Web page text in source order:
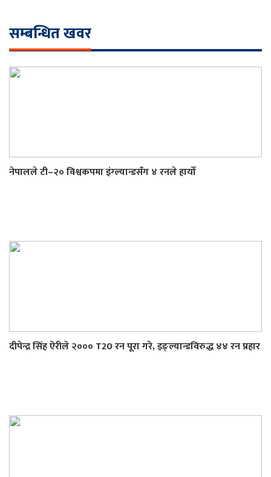
सम्बन्धित खवर
नेपालले टी–२० विश्वकपमा इंग्ल्यान्डसँग ४ रनले हार्यो
दीपेन्द्र सिंह ऐरीले २००० T20 रन पूरा गरे, इङ्ल्यान्डविरुद्ध ४४ रन प्रहार